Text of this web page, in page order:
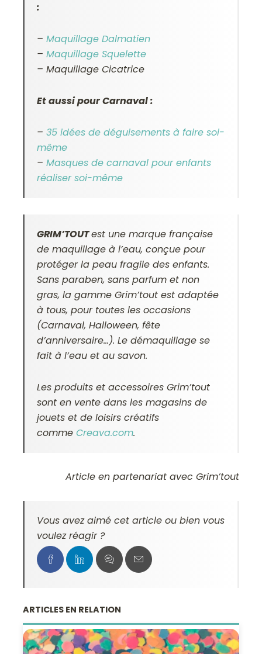
:
–Maquillage Dalmatien
–Maquillage Squelette
– Maquillage Cicatrice
Et aussi pour Carnaval :
–35 idées de déguisements à faire soi-
même
–Masques de carnaval pour enfants
réaliser soi-même
GRIM’TOUTest une marque française
de maquillage à l’eau, conçue pour
protéger la peau fragile des enfants.
Sans paraben, sans parfum et non
gras, la gamme Grim’tout est adaptée
à tous, pour toutes les occasions
(Carnaval, Halloween, fête
d’anniversaire…). Le démaquillage se
fait à l’eau et au savon.
Les produits et accessoires Grim’tout
sont en vente dans les magasins de
jouets et de loisirs créatifs
commeCreava.com.
Article en partenariat avec Grim’tout
Vous avez aimé cet article ou bien vous
voulez réagir ?
ARTICLES EN RELATION